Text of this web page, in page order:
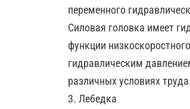
переменного
Силовая головка имеет
функции
гидравлическим
различных условиях
3. Лебедка